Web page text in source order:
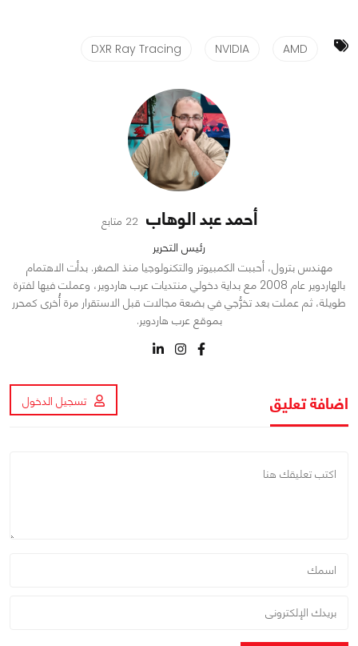
AMD
NVIDIA
DXR Ray Tracing
أحمد عبد الوهاب 22 متابع
رئيس التحرير
مهندس بترول، أحببت الكمبيوتر والتكنولوجيا منذ الصغر. بدأت الاهتمام
بالهاردوير عام 2008 مع بداية دخولي منتديات عرب هاردوير، وعملت فيها لفترة
طويلة، ثم عملت بعد تخرُّجي في بضعة مجالات قبل الاستقرار مرة أُخرى كمحرر
بموقع عرب هاردوير.
اضافة تعليق تسجيل الدخول